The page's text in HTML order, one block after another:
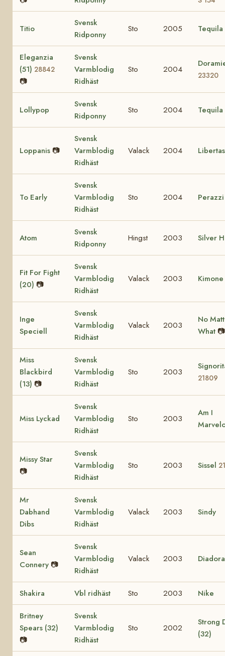
Titio
Svensk
Ridponny
Sto 2005 Tequila
Eleganzia
(51) 28842
📷
Svensk
Varmblodig
Ridhäst
Sto 2004
23320
Lollypop
Svensk
Ridponny
Sto 2004 Tequila
Loppanis 📷
Svensk
Varmblodig
Ridhäst
Valack 2004 Libertas
To Early
Svensk
Varmblodig
Ridhäst
Sto 2004
Atom
Svensk
Ridponny
Hingst 2003 Silver
Fit For Fight
(20) 📷
Svensk
Varmblodig
Ridhäst
Valack 2003
Inge
Speciell
Svensk
Varmblodig
Ridhäst
Valack 2003
No
What 📷
Miss
Blackbird
(13) 📷
Svensk
Varmblodig
Ridhäst
Sto 2003
21809
Miss Lyckad
Svensk
Varmblodig
Ridhäst
Sto 2003
Am I
Missy Star
📷
Svensk
Varmblodig
Ridhäst
Sto 2003 Sissel
Mr
Dabhand
Dibs
Svensk
Varmblodig
Ridhäst
Valack 2003 Sindy
Sean
Connery 📷
Svensk
Varmblodig
Ridhäst
Valack 2003
Shakira Vbl ridhäst Sto 2003 Nike
Britney
Spears (32)
📷
Svensk
Varmblodig
Ridhäst
Sto 2002
Strong
(32)